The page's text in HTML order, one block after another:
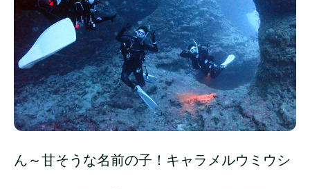
ん～甘そうな名前の子！キャラメルウミウシ